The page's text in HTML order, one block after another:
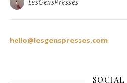
LesGensPressés
hello@lesgenspresses.com
SOCIAL